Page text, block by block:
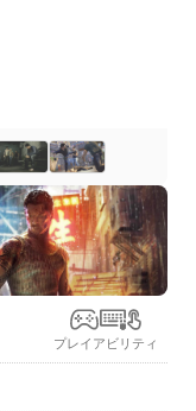
プレイアビリティ